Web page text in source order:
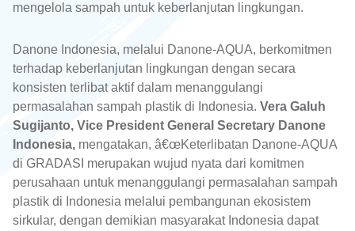
mengelola sampah untuk keberlanjutan lingkungan.
Danone Indonesia, melalui Danone-AQUA, berkomitmen
terhadap keberlanjutan lingkungan dengan secara
konsisten terlibat aktif dalam menanggulangi
permasalahan sampah plastik di Indonesia. Vera Galuh
Sugijanto, Vice President General Secretary Danone
Indonesia, mengatakan, â€œKeterlibatan Danone-AQUA
di GRADASI merupakan wujud nyata dari komitmen
perusahaan untuk menanggulangi permasalahan sampah
plastik di Indonesia melalui pembangunan ekosistem
sirkular, dengan demikian masyarakat Indonesia dapat